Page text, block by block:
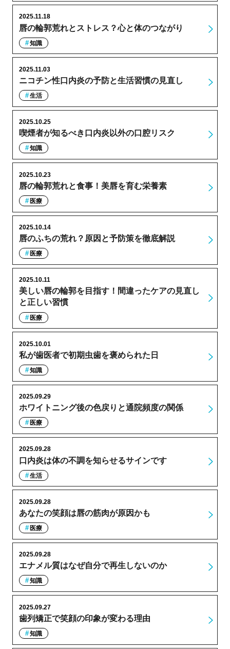
唇の輪郭荒れとストレス？心と体のつながり
2025.11.18
知識
ニコチン性口内炎の予防と生活習慣の見直し
2025.11.03
生活
喫煙者が知るべき口内炎以外の口腔リスク
2025.10.25
知識
唇の輪郭荒れと食事！美唇を育む栄養素
2025.10.23
医療
唇のふちの荒れ？原因と予防策を徹底解説
2025.10.14
医療
美しい唇の輪郭を目指す！間違ったケアの見直し
と正しい習慣
2025.10.11
医療
私が歯医者で初期虫歯を褒められた日
2025.10.01
知識
ホワイトニング後の色戻りと通院頻度の関係
2025.09.29
医療
口内炎は体の不調を知らせるサインです
2025.09.28
生活
あなたの笑顔は唇の筋肉が原因かも
2025.09.28
医療
エナメル質はなぜ自分で再生しないのか
2025.09.28
知識
歯列矯正で笑顔の印象が変わる理由
2025.09.27
知識